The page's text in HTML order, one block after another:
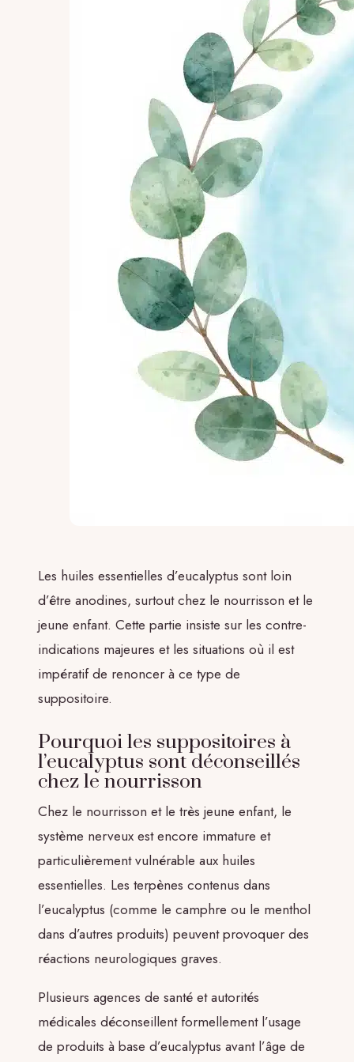
Les huiles essentielles d’eucalyptus sont loin
d’être anodines, surtout chez le nourrisson et le
jeune enfant. Cette partie insiste sur les contre-
indications majeures et les situations où il est
impératif de renoncer à ce type de
suppositoire.
Pourquoi les suppositoires à
l’eucalyptus sont déconseillés
chez le nourrisson
Chez le nourrisson et le très jeune enfant, le
système nerveux est encore immature et
particulièrement vulnérable aux huiles
essentielles. Les terpènes contenus dans
l’eucalyptus (comme le camphre ou le menthol
dans d’autres produits) peuvent provoquer des
réactions neurologiques graves.
Plusieurs agences de santé et autorités
médicales déconseillent formellement l’usage
de produits à base d’eucalyptus avant l’âge de